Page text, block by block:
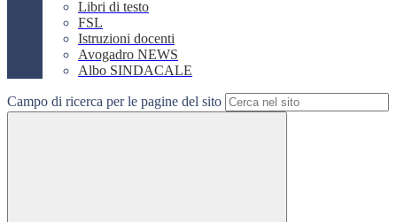
Libri di testo
FSL
Istruzioni docenti
Avogadro NEWS
Albo SINDACALE
Campo di ricerca per le pagine del sito